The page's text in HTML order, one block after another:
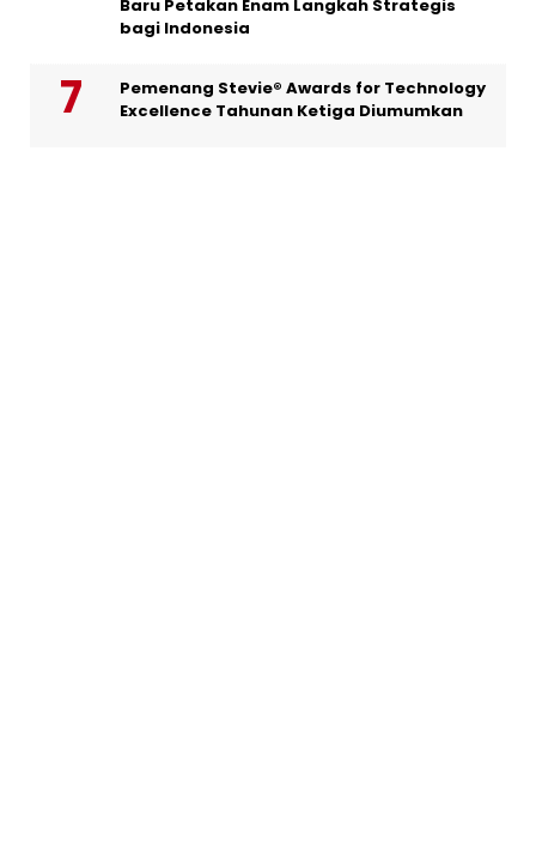
Baru Petakan Enam Langkah Strategis
bagi Indonesia
Pemenang Stevie® Awards for Technology
Excellence Tahunan Ketiga Diumumkan